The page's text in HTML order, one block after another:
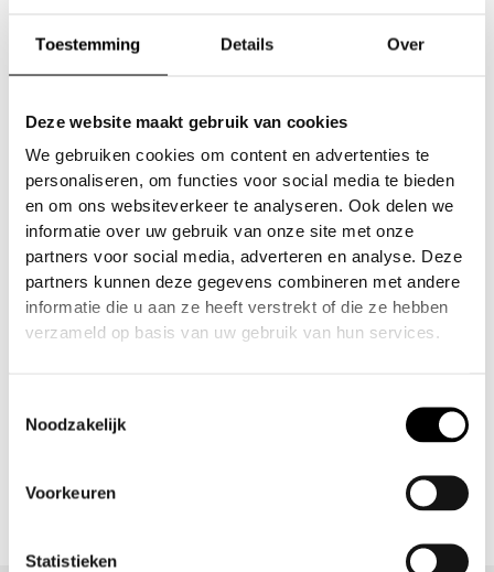
Toestemming Details Over
Deze website maakt gebruik van cookies
We gebruiken cookies om content en advertenties te
personaliseren, om functies voor social media te bieden
en om ons websiteverkeer te analyseren. Ook delen we
informatie over uw gebruik van onze site met onze
partners voor social media, adverteren en analyse. Deze
partners kunnen deze gegevens combineren met andere
informatie die u aan ze heeft verstrekt of die ze hebben
verzameld op basis van uw gebruik van hun services.
Noodzakelijk
Voorkeuren
Statistieken
BUNNY SUIT Marker Accessories